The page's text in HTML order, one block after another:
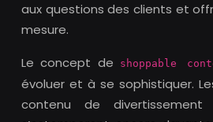
aux questions des clients et
mesure.
Le concept de
shoppable
évoluer et à se sophistiquer.
contenu de